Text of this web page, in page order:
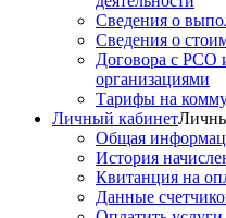
Сведения о
Сведения о
Договора с РСО
организациями
Тарифы на
Личный кабинет
Общая
История
Квитанция на
Данные